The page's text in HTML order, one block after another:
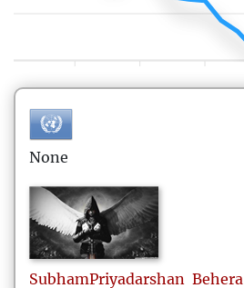
None
SubhamPriyadarshan Behera